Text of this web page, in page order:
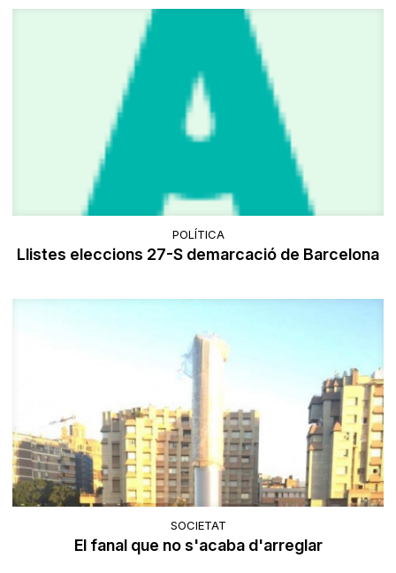
POLÍTICA
Llistes eleccions 27-S demarcació de Barcelona
SOCIETAT
El fanal que no s'acaba d'arreglar